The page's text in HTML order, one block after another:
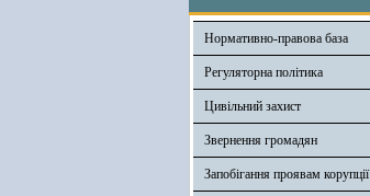
Нормативно-правова база
Регуляторна політика
Цивільний захист
Звернення громадян
Запобігання проявам корупції